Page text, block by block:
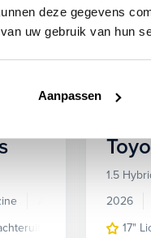
deze gegevens
uw gebruik van hun
Aanpassen
airco
1.5
2026
17"